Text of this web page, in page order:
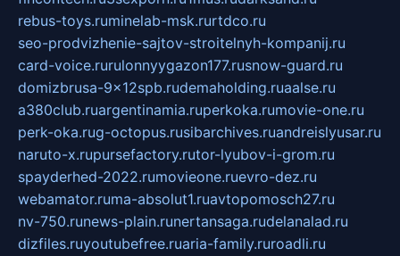
rebus-toys.ruminelab-msk.rurtdco.ru
seo-prodvizhenie-sajtov-stroitelnyh-kompanij.ru
card-voice.rurulonnyygazon177.rusnow-guard.ru
domizbrusa-9x12spb.rudemaholding.ruaalse.ru
a380club.ruargentinamia.ruperkoka.rumovie-one.ru
perk-oka.rug-octopus.rusibarchives.ruandreislyusar.ru
naruto-x.rupursefactory.rutor-lyubov-i-grom.ru
spayderhed-2022.rumovieone.ruevro-dez.ru
webamator.ruma-absolut1.ruavtopomosch27.ru
nv-750.runews-plain.runertansaga.rudelanalad.ru
dizfiles.ruyoutubefree.ruaria-family.ruroadli.ru